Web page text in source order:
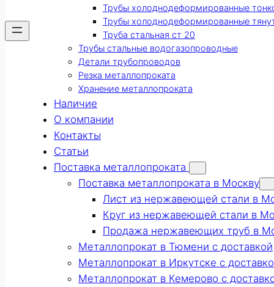
Трубы холоднодеформированные
Трубы холоднодеформированные
Труба стальная ст 20
Трубы стальные водогазопроводные
Детали трубопроводов
Резка металлопроката
Хранение металлопроката
Наличие
О компании
Контакты
Статьи
Поставка металлопроката
Поставка металлопроката в Москву
Лист из нержавеющей стали в
Круг из нержавеющей стали в
Продажа нержавеющих труб в
Металлопрокат в Тюмени с доставкой
Металлопрокат в Иркутске с
Металлопрокат в Кемерово с